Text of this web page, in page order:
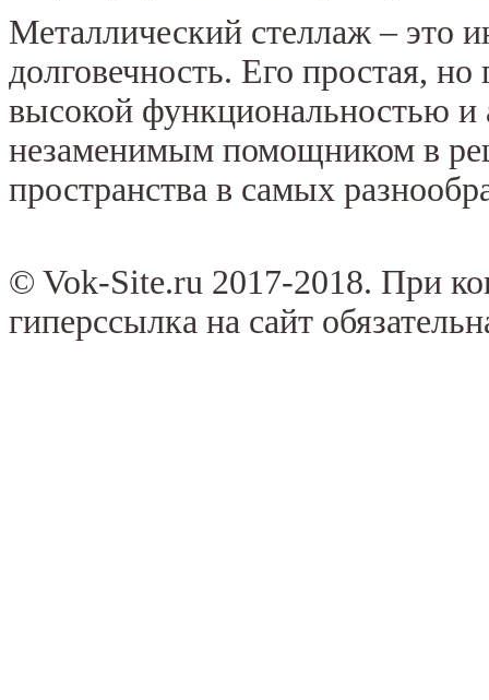
Металлический стеллаж – это
долговечность. Его простая,
высокой функциональностью и
незаменимым помощником в
пространства в самых
© Vok-Site.ru 2017-2018. При
гиперссылка на сайт